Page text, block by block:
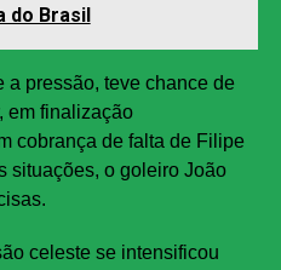
do Brasil
a pressão, teve chance de
em finalização
cobrança de falta de Filipe
situações, o goleiro João
celeste se intensificou